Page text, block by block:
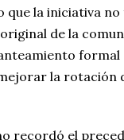
que la iniciativa
de la
la rotación
recordó el